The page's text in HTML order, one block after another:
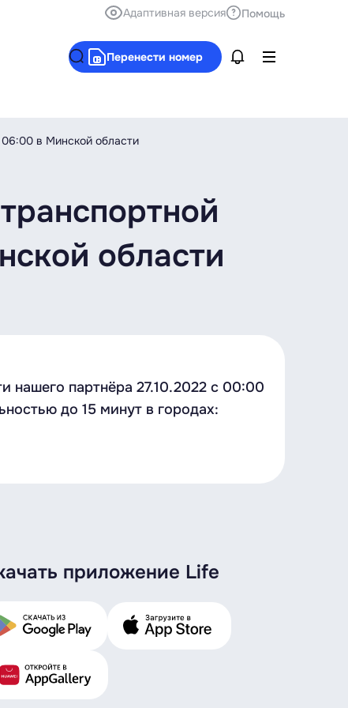
Адаптивная версия Помощь
Перенести номер
06:00 в Минской области
области
нашего партнёра 27.10.2022 с 00:00
до 15 минут в городах:
приложение Life